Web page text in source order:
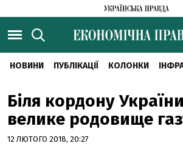
НОВИНИ ПУБЛІКАЦІЇ КОЛОНКИ
Біля кордону
велике родовище
12 ЛЮТОГО 2018, 20:27